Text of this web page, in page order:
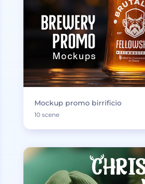
Mockup promo birrificio
10 scene